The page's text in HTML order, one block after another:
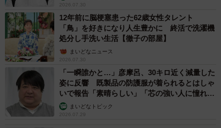
2026.07.30
12年前に脳梗塞患った62歳女性タレント
「鳥」を好きになり人生豊かに 終活で洗濯機
処分し手洗い生活【徹子の部屋】
まいどなニュース
2026.07.30
「一瞬誰かと…」彦摩呂、30キロ近く減量した
姿に反響 既製品の防護服が着られるとはしゃ
いで報告「素晴らしい」「芯の強い人に憧れま
す」まいどなトピック
2026.07.29